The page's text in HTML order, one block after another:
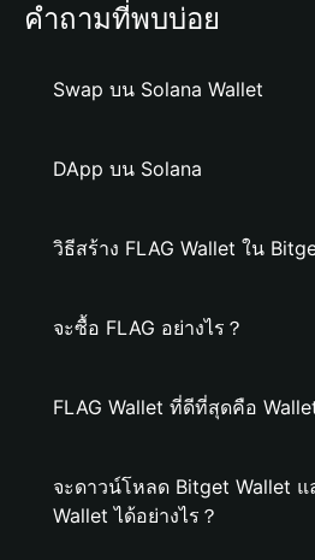
คำถามที่พบบ่อย
Swap บน Solana Wallet
DApp บน Solana
วิธีสร้าง FLAG Wallet ใน
จะซื้อ FLAG อย่างไร？
FLAG Wallet ที่ดีที่สุดคือ
จะดาวน์โหลด Bitget Wallet แ
Wallet ได้อย่างไร？